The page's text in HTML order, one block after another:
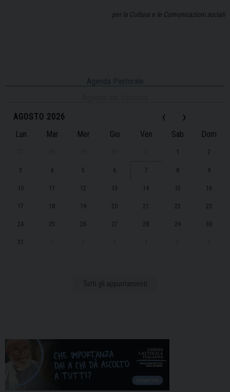
per la Cultura e le Comunicazioni sociali
Agenda Pastorale
‹
AGOSTO 2026 ›
Lun Mar Mer Gio Ven Sab Dom
1 2
3 4 5 6 7 8 9
10 11 12 13 14 15 16
17 18 19 20 21 22 23
24 25 26 27 28 29 30
31
Tutti gli appuntamenti